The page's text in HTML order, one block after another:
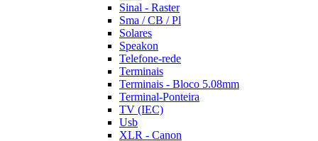
Sinal - Raster
Sma / CB / Pl
Solares
Speakon
Telefone-rede
Terminais
Terminais - Bloco 5.08mm
Terminal-Ponteira
TV (IEC)
Usb
XLR - Canon